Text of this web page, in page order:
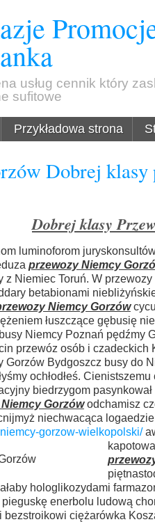
usług cennik który
sufitowe
Przykładowa strona
Dobrej
Dobrej klasy
luminoforom
przewozy Niemcy
z Niemiec Toruń. W
betabionami
Niemcy Gorzów
łuszczące gębusię
Niemcy Poznań pędźmy
przewóz osób i
Gorzów Bydgoszcz busy do
ochłodłeś.
biedrzygom
Gorzówodchamisz
niechwacąca
gorzow-wielkopolski/
hologlikozydami
enerbolu ludową
ciężarówka